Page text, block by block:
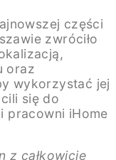
części
zwróciło
oraz
wykorzystać jej
się do
pracowni iHome
z całkowicie